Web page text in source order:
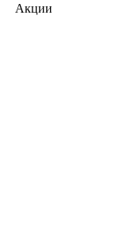
Акции